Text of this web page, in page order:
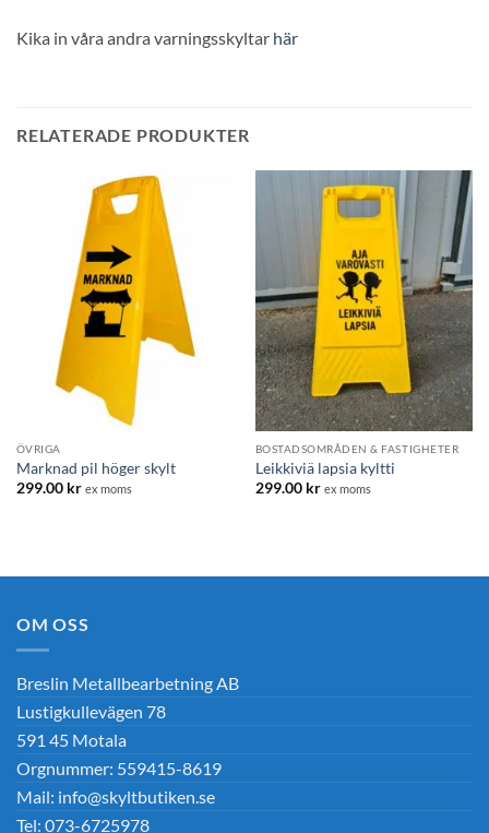
Kika in våra andra varningsskyltar här
RELATERADE PRODUKTER
ÖVRIGA
Marknad pil höger skylt
299.00 kr ex moms
BOSTADSOMRÅDEN & FASTIGHETER
Leikkiviä lapsia kyltti
299.00 kr ex moms
OM OSS
Breslin Metallbearbetning AB
Lustigkullevägen 78
591 45 Motala
Orgnummer: 559415-8619
Mail: info@skyltbutiken.se
Tel: 073-6725978